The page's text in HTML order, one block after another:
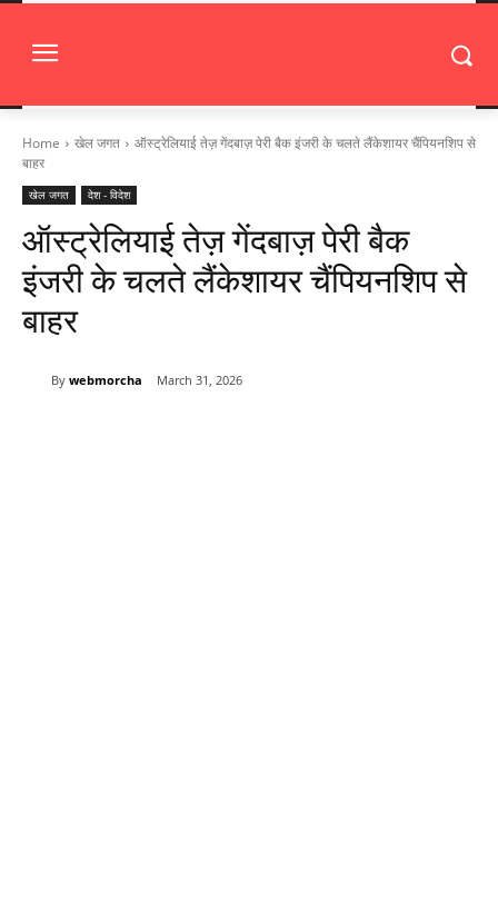
Home खेल जगत
ऑस्ट्रेलियाई तेज़ गेंदबाज़ पेरी बैक इंजरी के चलते लैंकेशायर चैंपियनशिप से
बाहर
खेल जगत देश - विदेश
ऑस्ट्रेलियाई तेज़ गेंदबाज़ पेरी बैक
इंजरी के चलते लैंकेशायर चैंपियनशिप से
बाहर
By webmorcha March 31, 2026